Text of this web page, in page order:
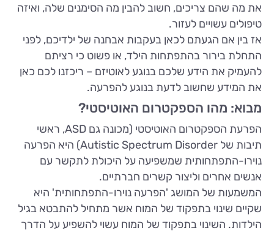
את מה שהם צריכים, חשוב להבין מה הסימנים שלה, ואיזה
טיפולים עשויים לעזור.
אז בין אם הגעתם לכאן בעקבות אבחנה של ילדיכם, לפני
התחלת בירור בהתפתחות הילד, או פשוט כי רציתם
להעמיק את הידע שלכם בנוגע לאוטיזם – ריכזנו לכם כאן
את המידע שחשוב לדעת בנוגע להפרעה.
מבוא: מהו הספקטרום האוטיסטי?
הפרעת הספקטרום האוטיסטי (מכונה גם ASD, ראשי
תיבות של Autistic Spectrum Disorder) היא הפרעה
נוירו-התפתחותית שמשפיעה על היכולת לתקשר עם
אנשים אחרים וליצור קשרים חברתיים.
המשמעות של המושג 'הפרעה נוירו-התפתחותית' היא
שקיים שינוי בתפקוד של המוח אשר מתחיל להתבטא בגיל
הילדות. השינוי בתפקוד של המוח עשוי להשפיע על הדרך